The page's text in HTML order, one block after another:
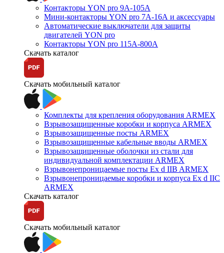
Контакторы YON pro 9А-105А
Мини-контакторы YON pro 7А-16А и аксессуары
Автоматические выключатели для защиты
двигателей YON pro
Контакторы YON pro 115А-800А
Скачать каталог
Скачать мобильный каталог
Комплекты для крепления оборудования ARMEX
Взрывозащищенные коробки и корпуса ARMEX
Взрывозащищенные посты ARMEX
Взрывозащищенные кабельные вводы ARMEX
Взрывозащищенные оболочки из стали для
индивидуальной комплектации ARMEX
Взрывонепроницаемые посты Ex d IIB ARMEX
Взрывонепроницаемые коробки и корпуса Ex d IIС
ARMEX
Скачать каталог
Скачать мобильный каталог